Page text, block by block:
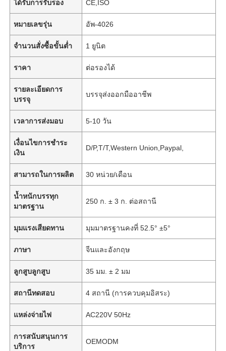
ได้รับการรับรอง CE,ISO
หมายเลขรุ่น อัพ-4026
จำนวนสั่งซื้อขั้นต่ำ 1 ยูนิต
ราคา ต่อรองได้
รายละเอียดการ
บรรจุ
บรรจุส่งออกมืออาชีพ
เวลาการส่งมอบ 5-10 วัน
เงื่อนไขการชำระ
เงิน
D/P,T/T,Western Union,Paypal,
สามารถในการผลิต 30 หน่วย/เดือน
น้ำหนักบรรทุก
มาตรฐาน
250 ก. ± 3 ก. ต่อสถานี
มุมแรงเสียดทาน มุมมาตรฐานคงที่ 52.5° ±5°
ภาษา จีนและอังกฤษ
ลูกสูบลูกสูบ 35 มม. ± 2 มม
สถานีทดสอบ 4 สถานี (การควบคุมอิสระ)
แหล่งจ่ายไฟ AC220V 50Hz
การสนับสนุนการ
บริการ
OEMODM